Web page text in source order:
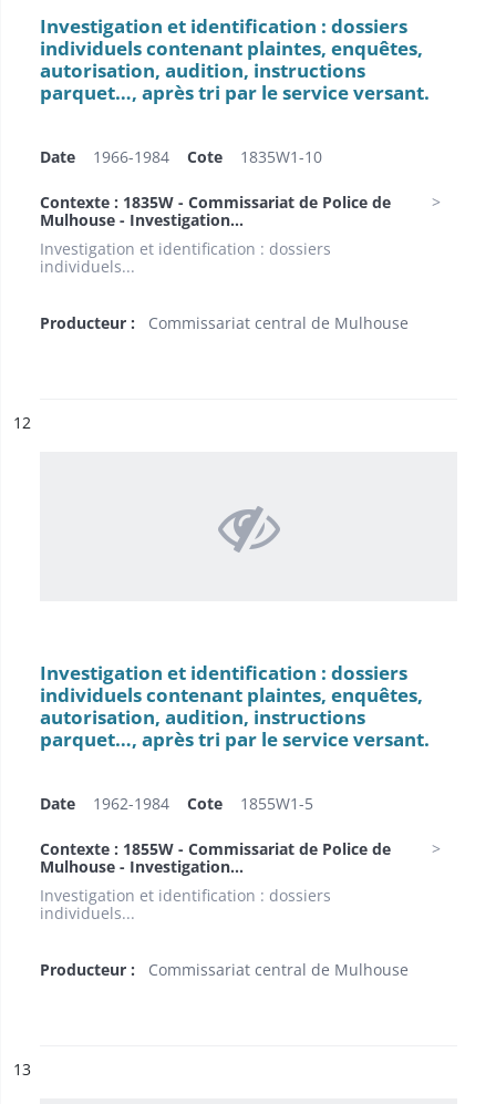
Investigation et identification : dossiers
individuels contenant plaintes, enquêtes,
autorisation, audition, instructions
parquet…, après tri par le service versant.
Date 1966-1984 Cote 1835W1-10
Contexte : 1835W - Commissariat de Police de
Mulhouse - Investigation...
Investigation et identification : dossiers
individuels...
Producteur : Commissariat central de Mulhouse
n°
12
Investigation et identification : dossiers
individuels contenant plaintes, enquêtes,
autorisation, audition, instructions
parquet…, après tri par le service versant.
Date 1962-1984 Cote 1855W1-5
Contexte : 1855W - Commissariat de Police de
Mulhouse - Investigation...
Investigation et identification : dossiers
individuels...
Producteur : Commissariat central de Mulhouse
n°
13